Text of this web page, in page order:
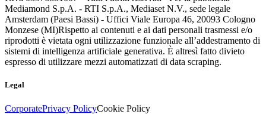
Mediamond S.p.A. - RTI S.p.A., Mediaset N.V., sede legale
Amsterdam (Paesi Bassi) - Uffici Viale Europa 46, 20093 Cologno
Monzese (MI)Rispetto ai contenuti e ai dati personali trasmessi e/o
riprodotti è vietata ogni utilizzazione funzionale all’addestramento di
sistemi di intelligenza artificiale generativa. È altresì fatto divieto
espresso di utilizzare mezzi automatizzati di data scraping.
Legal
CorporatePrivacy PolicyCookie Policy